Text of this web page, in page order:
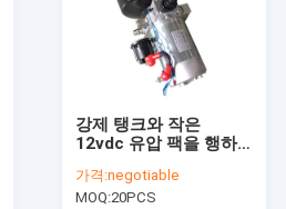
강제 탱크와 작은
12vdc 유압 팩을 행하
가격:negotiable
MOQ:20PCS